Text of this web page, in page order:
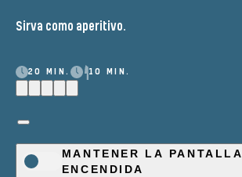
Sirva como aperitivo.
20 MIN. 10 MIN.
MANTENER LA PANTALLA
ENCENDIDA